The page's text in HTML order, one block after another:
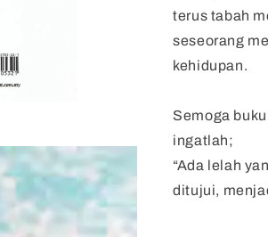
terus tabah
seseorang
kehidupan.
Semoga
ingatlah;
“Ada lelah
ditujui,